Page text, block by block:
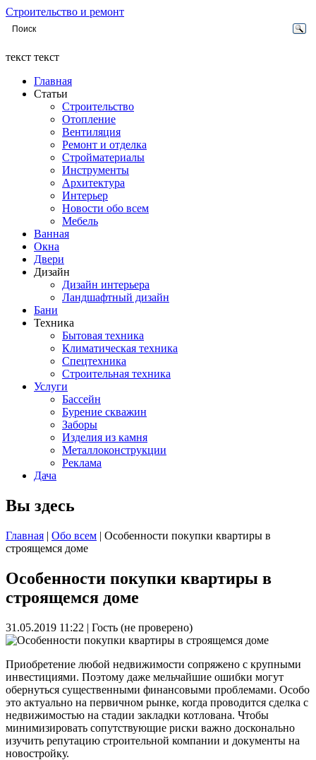
Строительство и ремонт
текст текст
Главная
Статьи
Строительство
Отопление
Вентиляция
Ремонт и отделка
Стройматериалы
Инструменты
Архитектура
Интерьер
Новости обо всем
Мебель
Ванная
Окна
Двери
Дизайн
Дизайн интерьера
Ландшафтный дизайн
Бани
Техника
Бытовая техника
Климатическая техника
Спецтехника
Строительная техника
Услуги
Бассейн
Бурение скважин
Заборы
Изделия из камня
Металлоконструкции
Реклама
Дача
Вы здесь
Главная | Обо всем | Особенности покупки квартиры в
строящемся доме
Особенности покупки квартиры в
строящемся доме
31.05.2019 11:22 | Гость (не проверено)
Приобретение любой недвижимости сопряжено с крупными
инвестициями. Поэтому даже мельчайшие ошибки могут
обернуться существенными финансовыми проблемами. Особо
это актуально на первичном рынке, когда проводится сделка с
недвижимостью на стадии закладки котлована. Чтобы
минимизировать сопутствующие риски важно досконально
изучить репутацию строительной компании и документы на
новостройку.